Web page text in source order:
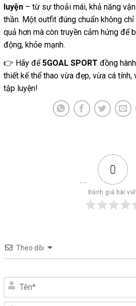
luyện – từ sự thoải mái, khả năng
thần. Một outfit đúng chuẩn không
quả hơn mà còn truyền cảm hứng để
động, khỏe mạnh.
👉 Hãy để5GOAL SPORT đồng
thiết kế thể thao vừa đẹp, vừa cá
tập luyện!
0
Đánh giá bài
Theo dõi
Tên*